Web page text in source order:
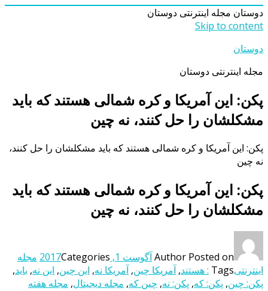
دوستان مجله اینترنتی دوستان
Skip to content
دوستان
مجله اینترنتی دوستان
پکن: این آمریکا و کره شمالی هستند که باید
مشکلشان را حل کنند، نه چین
پکن: این آمریکا و کره شمالی هستند که باید مشکلشان را حل کنند،
نه چین
پکن: این آمریکا و کره شمالی هستند که باید
مشکلشان را حل کنند، نه چین
Author Posted on آگوست 1, 2017 Categories
مجله
اینترنتیTags : هستند,آمریکا چین,آمریکا نه, این چین, این نه, باید,
پکن: چین, پکن: که, پکن: نه, چین که, مجله دیجیتال, مجله هفته